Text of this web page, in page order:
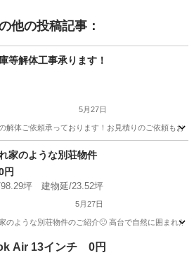
他の投稿記事：
等解体工事承ります！
5月27日
解体ご依頼承っております！お見積りのご依頼もお
その他
家のような別荘物件
円
坪 建物延/23.52坪
5月27日
のような別荘物件のご紹介🙂 高台で自然に囲まれ
中古（マンション/一戸建て）
Air 13インチ 0円